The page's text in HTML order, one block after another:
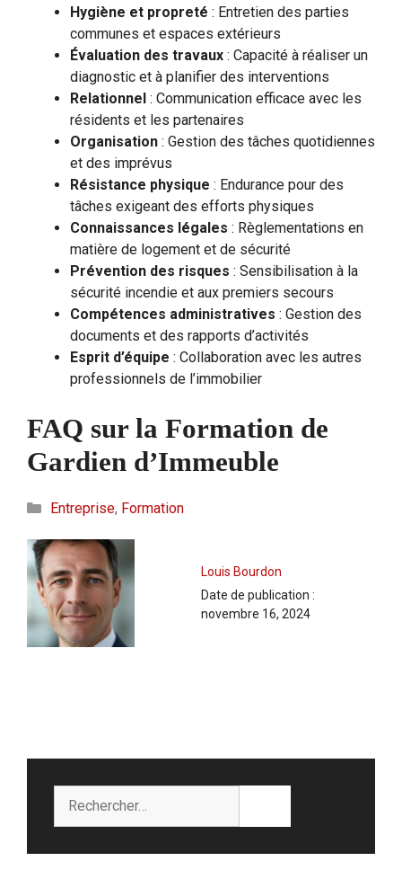
Hygiène et propreté : Entretien des parties
communes et espaces extérieurs
Évaluation des travaux : Capacité à réaliser un
diagnostic et à planifier des interventions
Relationnel : Communication efficace avec les
résidents et les partenaires
Organisation : Gestion des tâches quotidiennes
et des imprévus
Résistance physique : Endurance pour des
tâches exigeant des efforts physiques
Connaissances légales : Règlementations en
matière de logement et de sécurité
Prévention des risques : Sensibilisation à la
sécurité incendie et aux premiers secours
Compétences administratives : Gestion des
documents et des rapports d’activités
Esprit d’équipe : Collaboration avec les autres
professionnels de l’immobilier
FAQ sur la Formation de
Gardien d’Immeuble
Catégories
Entreprise, Formation
Louis Bourdon
Date de publication :
novembre 16, 2024